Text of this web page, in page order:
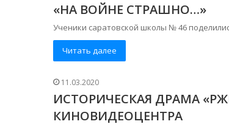
«НА ВОЙНЕ СТРАШНО…»
Ученики саратовской школы № 46
Читать далее
11.03.2020
ИСТОРИЧЕСКАЯ ДРАМА
КИНОВИДЕОЦЕНТРА